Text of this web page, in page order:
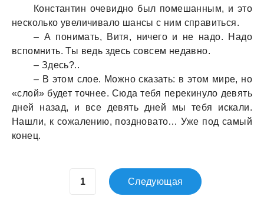
Константин очевидно был помешанным, и это
несколько увеличивало шансы с ним справиться.
– А понимать, Витя, ничего и не надо. Надо
вспомнить. Ты ведь здесь совсем недавно.
– Здесь?..
– В этом слое. Можно сказать: в этом мире, но
«слой» будет точнее. Сюда тебя перекинуло девять
дней назад, и все девять дней мы тебя искали.
Нашли, к сожалению, поздновато… Уже под самый
конец.
Следующая